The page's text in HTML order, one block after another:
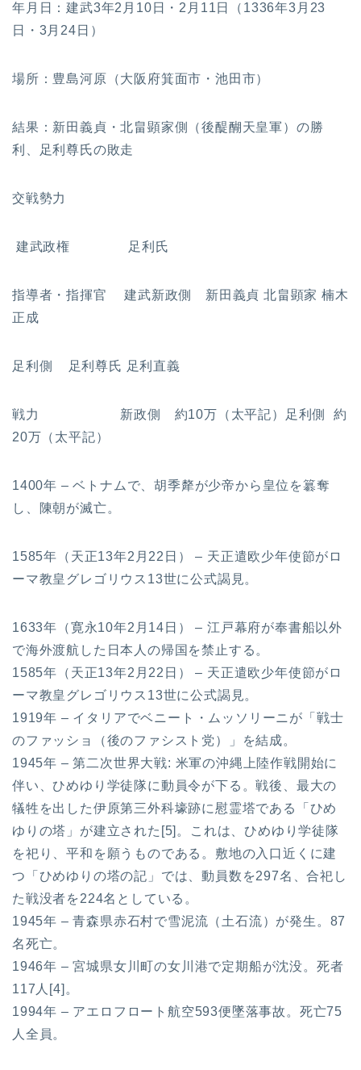
年月日：建武3年2月10日・2月11日（1336年3月23
日・3月24日）
場所：豊島河原（大阪府箕面市・池田市）
結果：新田義貞・北畠顕家側（後醍醐天皇軍）の勝
利、足利尊氏の敗走
交戦勢力
建武政権 足利氏
指導者・指揮官 建武新政側 新田義貞 北畠顕家 楠木
正成
足利側 足利尊氏 足利直義
戦力 新政側 約10万（太平記）足利側 約
20万（太平記）
1400年 – ベトナムで、胡季犛が少帝から皇位を簒奪
し、陳朝が滅亡。
1585年（天正13年2月22日） – 天正遣欧少年使節がロ
ーマ教皇グレゴリウス13世に公式謁見。
1633年（寛永10年2月14日） – 江戸幕府が奉書船以外
で海外渡航した日本人の帰国を禁止する。
1585年（天正13年2月22日） – 天正遣欧少年使節がロ
ーマ教皇グレゴリウス13世に公式謁見。
1919年 – イタリアでベニート・ムッソリーニが「戦士
のファッショ（後のファシスト党）」を結成。
1945年 – 第二次世界大戦: 米軍の沖縄上陸作戦開始に
伴い、ひめゆり学徒隊に動員令が下る。戦後、最大の
犠牲を出した伊原第三外科壕跡に慰霊塔である「ひめ
ゆりの塔」が建立された[5]。これは、ひめゆり学徒隊
を祀り、平和を願うものである。敷地の入口近くに建
つ「ひめゆりの塔の記」では、動員数を297名、合祀し
た戦没者を224名としている。
1945年 – 青森県赤石村で雪泥流（土石流）が発生。87
名死亡。
1946年 – 宮城県女川町の女川港で定期船が沈没。死者
117人[4]。
1994年 – アエロフロート航空593便墜落事故。死亡75
人全員。